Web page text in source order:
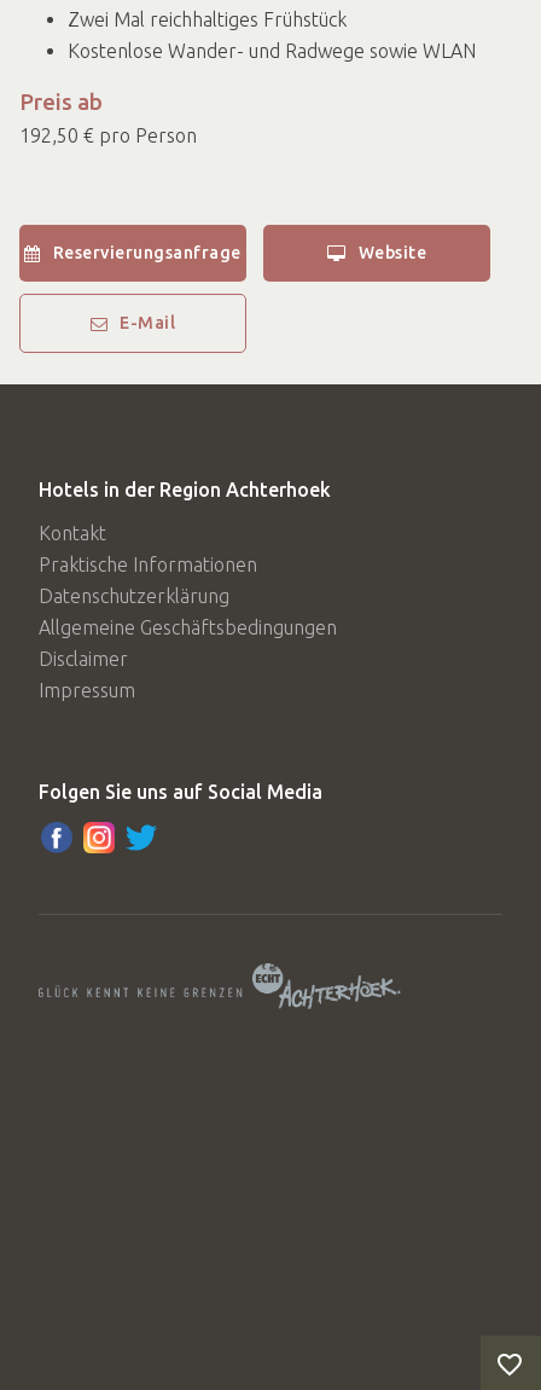
Zwei Mal reichhaltiges Frühstück
Kostenlose Wander- und Radwege sowie WLAN
Preis ab
192,50 € pro Person
Reservierungsanfrage Website
E-Mail
Hotels in der Region Achterhoek
Kontakt
Praktische Informationen
Datenschutzerklärung
Allgemeine Geschäftsbedingungen
Disclaimer
Impressum
Folgen Sie uns auf Social Media